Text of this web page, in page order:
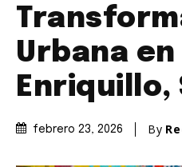
Urbana
Enriquillo,
febrero 23, 2026 By